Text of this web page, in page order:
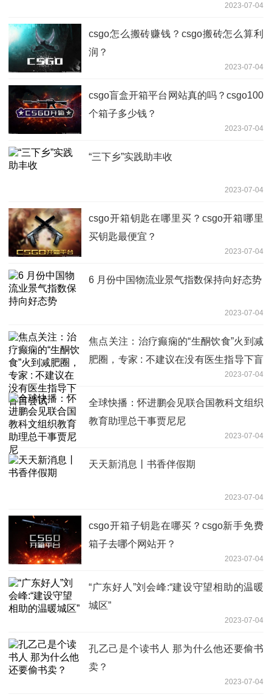
2023-07-04
csgo怎么搬砖赚钱？csgo搬砖怎么算利
润？
2023-07-04
csgo盲盒开箱平台网站真的吗？csgo100
个箱子多少钱？
2023-07-04
“三下乡”实践助丰收
2023-07-04
csgo开箱钥匙在哪里买？csgo开箱哪里
买钥匙最便宜？
2023-07-04
6 月份中国物流业景气指数保持向好态势
2023-07-04
焦点关注：治疗癫痫的“生酮饮食”火到减
肥圈，专家 : 不建议在没有医生指导下盲
2023-07-04
全球快播：怀进鹏会见联合国教科文组织
教育助理总干事贾尼尼
2023-07-04
天天新消息丨书香伴假期
2023-07-04
csgo开箱子钥匙在哪买？csgo新手免费
箱子去哪个网站开？
2023-07-04
“广东好人”刘会峰:“建设守望相助的温暖
城区”
2023-07-04
孔乙己是个读书人 那为什么他还要偷书
卖？
2023-07-04